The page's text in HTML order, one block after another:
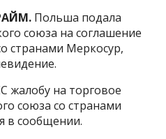
Польша подала
союза на соглашение
странами Меркосур,
жалобу на торговое
союза со странами
в сообщении.